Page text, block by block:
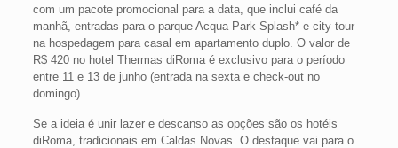
com um pacote promocional para a data, que inclui café da
manhã, entradas para o parque Acqua Park Splash* e city tour
na hospedagem para casal em apartamento duplo. O valor de
R$ 420 no hotel Thermas diRoma é exclusivo para o período
entre 11 e 13 de junho (entrada na sexta e check-out no
domingo).
Se a ideia é unir lazer e descanso as opções são os hotéis
diRoma, tradicionais em Caldas Novas. O destaque vai para o